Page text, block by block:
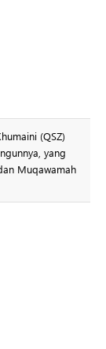
(QSZ)
yang
Muqawamah